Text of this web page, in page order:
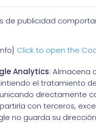
de publicidad
Click to open the
Analytics: Almacena
el tratamiento
directamente
con terceros,
no guarda su dirección